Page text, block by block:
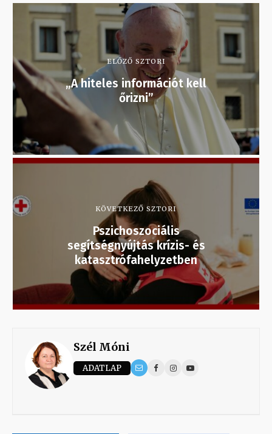
ELŐZŐ SZTORI
„A hiteles információt kell
őrizni”
KÖVETKEZŐ SZTORI
Pszichoszociális
segítségnyújtás krízis- és
katasztrófahelyzetben
Szél Móni
ADATLAP